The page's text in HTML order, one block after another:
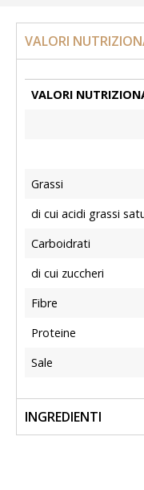
VALORI
VALORI
Grassi
di cui acidi grassi
Carboidrati
di cui zuccheri
Fibre
Proteine
Sale
INGREDIENTI